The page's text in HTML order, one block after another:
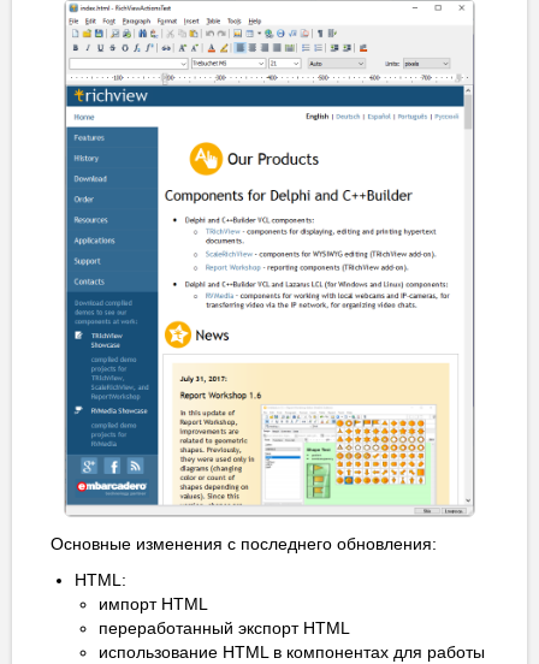
Основные изменения с последнего обновления:
HTML:
импорт HTML
переработанный экспорт HTML
использование HTML в компонентах для работы